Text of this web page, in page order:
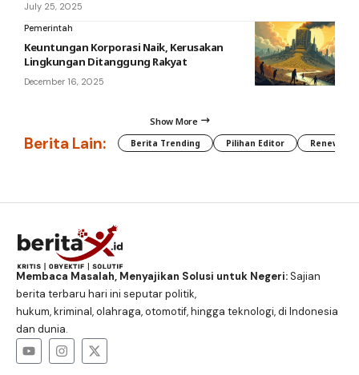
July 25, 2025
Pemerintah
Keuntungan Korporasi Naik, Kerusakan
Lingkungan Ditanggung Rakyat
December 16, 2025
Show More
Berita Lain: Berita Trending Pilihan Editor
Membaca Masalah, Menyajikan Solusi untuk Negeri:Sajian
berita terbaru hari ini seputar politik,
hukum, kriminal, olahraga, otomotif, hingga teknologi, di Indonesia
dan dunia.